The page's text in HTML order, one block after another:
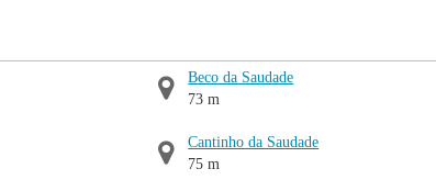
Beco da Saudade
73 m
Cantinho da Saudade
75 m